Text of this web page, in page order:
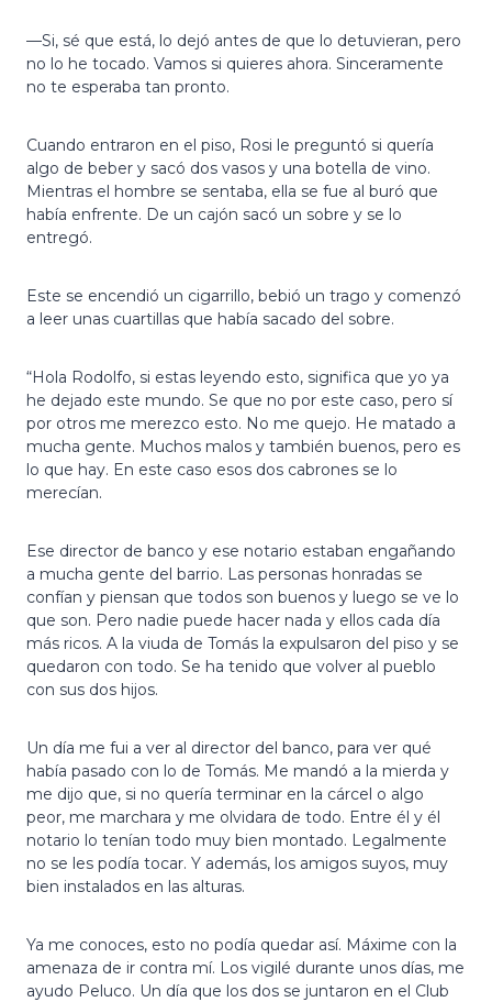
—Si, sé que está, lo dejó antes de que lo detuvieran, pero
no lo he tocado. Vamos si quieres ahora. Sinceramente
no te esperaba tan pronto.
Cuando entraron en el piso, Rosi le preguntó si quería
algo de beber y sacó dos vasos y una botella de vino.
Mientras el hombre se sentaba, ella se fue al buró que
había enfrente. De un cajón sacó un sobre y se lo
entregó.
Este se encendió un cigarrillo, bebió un trago y comenzó
a leer unas cuartillas que había sacado del sobre.
“Hola Rodolfo, si estas leyendo esto, significa que yo ya
he dejado este mundo. Se que no por este caso, pero sí
por otros me merezco esto. No me quejo. He matado a
mucha gente. Muchos malos y también buenos, pero es
lo que hay. En este caso esos dos cabrones se lo
merecían.
Ese director de banco y ese notario estaban engañando
a mucha gente del barrio. Las personas honradas se
confían y piensan que todos son buenos y luego se ve lo
que son. Pero nadie puede hacer nada y ellos cada día
más ricos. A la viuda de Tomás la expulsaron del piso y se
quedaron con todo. Se ha tenido que volver al pueblo
con sus dos hijos.
Un día me fui a ver al director del banco, para ver qué
había pasado con lo de Tomás. Me mandó a la mierda y
me dijo que, si no quería terminar en la cárcel o algo
peor, me marchara y me olvidara de todo. Entre él y él
notario lo tenían todo muy bien montado. Legalmente
no se les podía tocar. Y además, los amigos suyos, muy
bien instalados en las alturas.
Ya me conoces, esto no podía quedar así. Máxime con la
amenaza de ir contra mí. Los vigilé durante unos días, me
ayudo Peluco. Un día que los dos se juntaron en el Club